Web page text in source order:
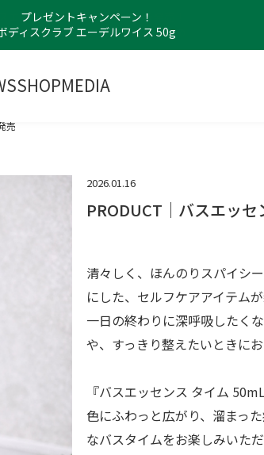
プレゼントキャンペーン！
ディスクラブ エーデルワイス 50g
SHOPMEDIA
売
2026.01.16
PRODUCT｜バスエッ
清々しく、ほんのりスパイシ
にした、セルフケアアイテム
一日の終わりに深呼吸したく
や、すっきり整えたいときに
『バスエッセンス タイム
色にふわっと広がり、溜まっ
なバスタイムをお楽しみいた